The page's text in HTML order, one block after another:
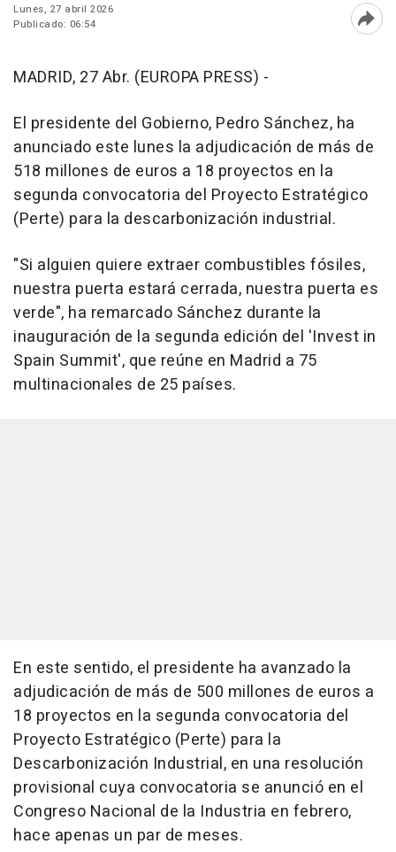
Lunes, 27 abril 2026
Publicado: 06:54
MADRID, 27 Abr. (EUROPA PRESS) -
El presidente del Gobierno, Pedro Sánchez, ha
anunciado este lunes la adjudicación de más de
518 millones de euros a 18 proyectos en la
segunda convocatoria del Proyecto Estratégico
(Perte) para la descarbonización industrial.
"Si alguien quiere extraer combustibles fósiles,
nuestra puerta estará cerrada, nuestra puerta es
verde", ha remarcado Sánchez durante la
inauguración de la segunda edición del 'Invest in
Spain Summit', que reúne en Madrid a 75
multinacionales de 25 países.
En este sentido, el presidente ha avanzado la
adjudicación de más de 500 millones de euros a
18 proyectos en la segunda convocatoria del
Proyecto Estratégico (Perte) para la
Descarbonización Industrial, en una resolución
provisional cuya convocatoria se anunció en el
Congreso Nacional de la Industria en febrero,
hace apenas un par de meses.